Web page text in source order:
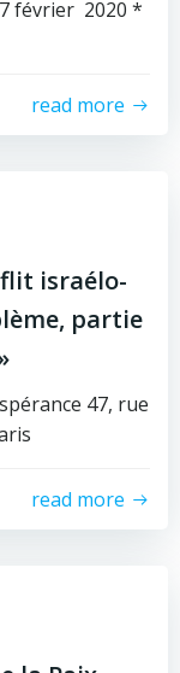
février 2020 *
read more
israélo-
partie
47, rue
read more